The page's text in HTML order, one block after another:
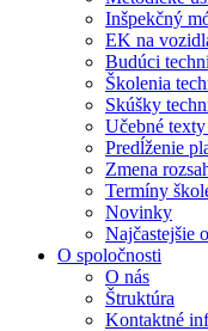
Inšpekčný
EK na
Budúci
Školenia
Skúšky
Učebné
Predĺženie
Zmena
Termíny
Novinky
Najčastejšie
O spoločnosti
O nás
Štruktúra
Kontaktné